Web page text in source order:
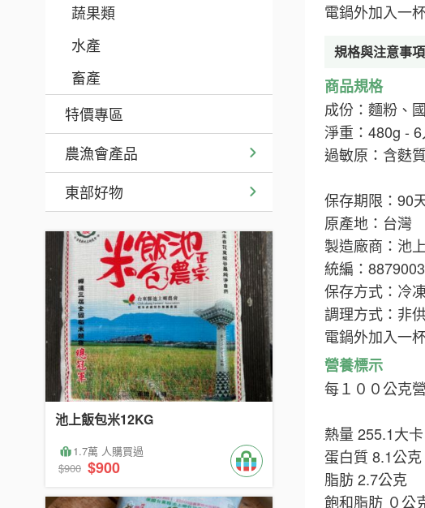
蔬果類
水產
畜產
特價專區
農漁會產品
東部好物
池上飯包米12KG
1.7萬 人購買過
$900 $900
電鍋外加入一
規格與注意事項
商品規格
成份：麵粉、
淨重：480g - 6
過敏原：含麩
保存期限：90
原產地：台灣
製造廠商：池
統編：
保存方式：冷
調理方式：非
電鍋外加入一
營養標示
每１００公克
熱量 255.1大卡
蛋白質 8.1公克
脂肪 2.7公克
飽和脂肪 ０公